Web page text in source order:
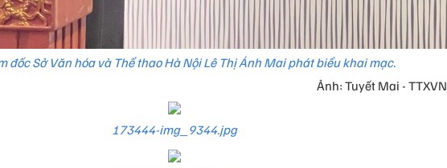
đốc Sở Văn hóa và Thể thao Hà Nội Lê Thị Ánh Mai phát biểu khai mạc.
Ảnh: Tuyết Mai - TTXVN
173444-img_9344.jpg